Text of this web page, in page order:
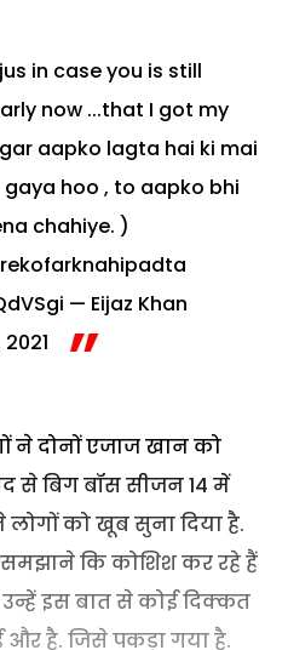
in case you is still
now ...that I got my
aapko lagta hai ki mai
hoo , to aapko bhi
chahiye. )
— Eijaz Khan
दोनों एजाज खान को
से बिग बॉस सीजन 14 में
को खूब सुना दिया है.
कि कोशिश कर रहे हैं
उन्हें इस बात से कोई दिक्कत
है. जिसे पकड़ा गया है.